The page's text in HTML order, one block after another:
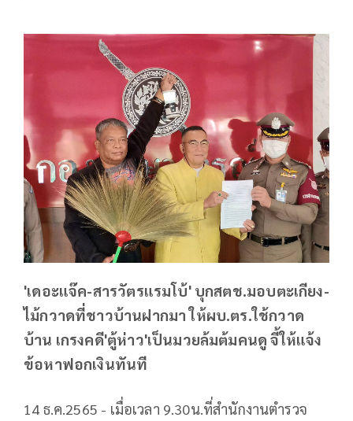
'เดอะแจ๊ค-สารวัตรแรมโบ้' บุกสตช.มอบตะเกียง-
ไม้กวาดที่ชาวบ้านฝากมา ให้ผบ.ตร.ใช้กวาด
บ้าน เกรงคดี'ตู้ห่าว'เป็นมวยล้มต้มคนดู จี้ให้แจ้ง
ข้อหาฟอกเงินทันที
14 ธ.ค.2565 - เมื่อเวลา 9.30น.ที่สำนักงานตำรวจ